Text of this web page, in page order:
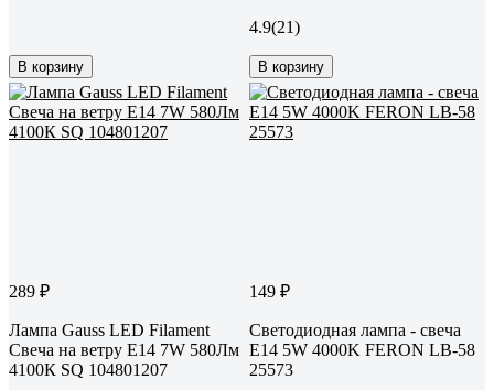
В корзину
4.9(21)
В корзину
289 ₽
Лампа Gauss LED Filament
Свеча на ветру E14 7W 580Лм
4100К SQ 104801207
149 ₽
Светодиодная лампа - свеча
E14 5W 4000K FERON LB-58
25573